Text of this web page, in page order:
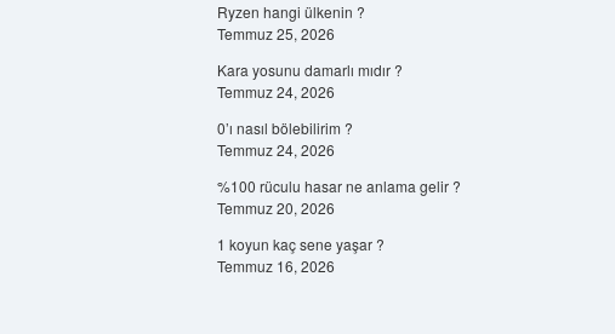
Ryzen hangi ülkenin ?
Temmuz 25, 2026
Kara yosunu damarlı mıdır ?
Temmuz 24, 2026
0’ı nasıl bölebilirim ?
Temmuz 24, 2026
%100 rüculu hasar ne anlama gelir ?
Temmuz 20, 2026
1 koyun kaç sene yaşar ?
Temmuz 16, 2026